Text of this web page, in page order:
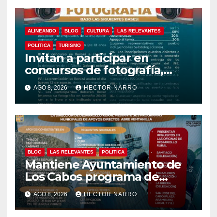
ALINEANDO BLOG CULTURA LAS RELEVANTES
POLITICA TURISMO
Invitan a participar en
concursos de fotografía,
canto y pintura de las Fiestas
Tradicionales La Ribera 2026
AGO 8, 2026 HECTOR NARRO
BLOG LAS RELEVANTES POLITICA
Mantiene Ayuntamiento de
Los Cabos programa de
apoyos para agricultores,
ganaderos y apicultores
AGO 8, 2026 HECTOR NARRO